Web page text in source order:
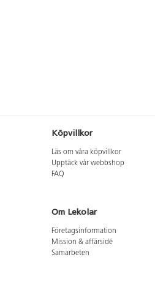
Köpvillkor
Läs om våra köpvillkor
Upptäck vår webbshop
FAQ
Om Lekolar
Företagsinformation
Mission & affärsidé
Samarbeten